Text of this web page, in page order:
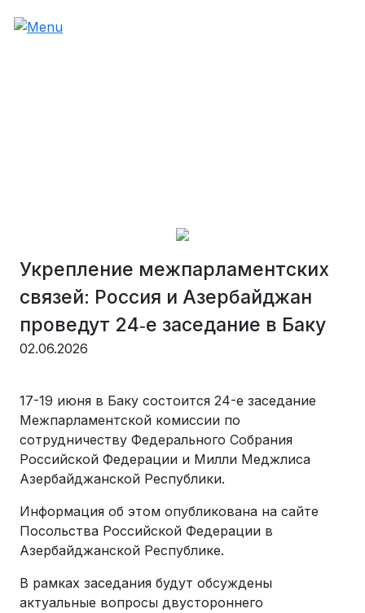
Укрепление межпарламентских
связей: Россия и Азербайджан
проведут 24‑е заседание в Баку
02.06.2026
17-19 июня в Баку состоится 24-е заседание
Межпарламентской комиссии по
сотрудничеству Федерального Собрания
Российской Федерации и Милли Меджлиса
Азербайджанской Республики.
Информация об этом опубликована на сайте
Посольства Российской Федерации в
Азербайджанской Республике.
В рамках заседания будут обсуждены
актуальные вопросы двустороннего